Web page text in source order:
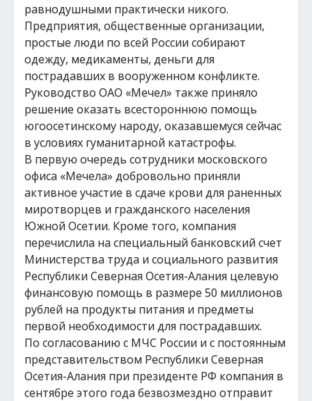
равнодушными практически никого.
Предприятия, общественные организации,
простые люди по всей России собирают
одежду, медикаменты, деньги для
пострадавших в вооруженном конфликте.
Руководство ОАО «Мечел» также приняло
решение оказать всестороннюю помощь
югоосетинскому народу, оказавшемуся сейчас
в условиях гуманитарной катастрофы.
В первую очередь сотрудники московского
офиса «Мечела» добровольно приняли
активное участие в сдаче крови для раненных
миротворцев и гражданского населения
Южной Осетии. Кроме того, компания
перечислила на специальный банковский счет
Министерства труда и социального развития
Республики Северная Осетия-Алания целевую
финансовую помощь в размере 50 миллионов
рублей на продукты питания и предметы
первой необходимости для пострадавших.
По согласованию с МЧС России и с постоянным
представительством Республики Северная
Осетия-Алания при президенте РФ компания в
сентябре этого года безвозмездно отправит